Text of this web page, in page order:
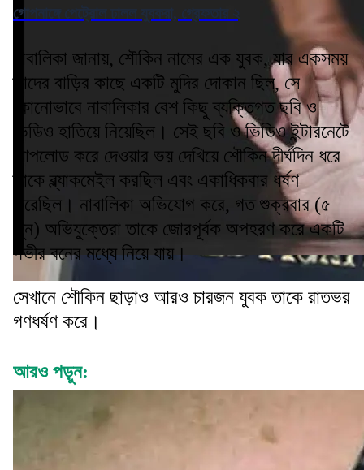
গোপনাঙ্গে পেট্রোল ঢালল যুবকরা, গ্রেফতার ২
নাবালিকা জানায়, শৌকিন নামের এক যুবক, যার একসময়
তাদের বাড়ির কাছে একটি মুদির দোকান ছিল, সে
কোনোভাবে নাবালিকার বেশ কিছু ব্যক্তিগত ছবি ও
ভিডিও হাতিয়ে নিয়েছিল। সেই ছবি ও ভিডিও ইন্টারনেটে
আপলোড করে দেওয়ার ভয় দেখিয়ে শৌকিন দীর্ঘদিন ধরে
তাকে ব্ল্যাকমেইল করছিল এবং একাধিকবার ধর্ষণ
করেছিল। নাবালিকা অভিযোগ করে, গত শুক্রবার (৫
জুন) অভিযুক্তেরা তাকে জোরপূর্বক অপহরণ করে একটি
গভীর বনের মধ্যে নিয়ে যায়।
সেখানে শৌকিন ছাড়াও আরও চারজন যুবক তাকে রাতভর
গণধর্ষণ করে।
আরও পড়ুন: